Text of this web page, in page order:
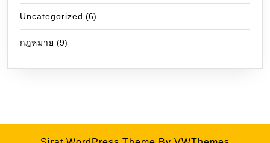
Uncategorized (6)
กฎหมาย (9)